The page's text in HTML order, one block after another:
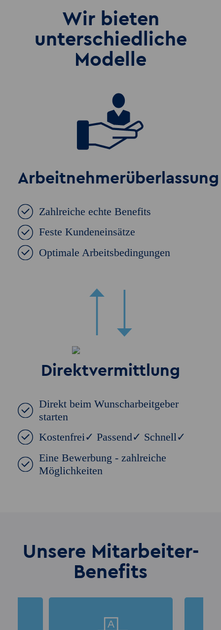
Wir bieten
unterschiedliche
Modelle
Arbeitnehmerüberlassung
Zahlreiche echte Benefits
Feste Kundeneinsätze
Optimale Arbeitsbedingungen
Direktvermittlung
Direkt beim Wunscharbeitgeber
starten
Kostenfrei✓ Passend✓ Schnell✓
Eine Bewerbung - zahlreiche
Möglichkeiten
Unsere Mitarbeiter-
Benefits
A